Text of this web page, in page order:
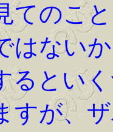
てのこ
はない
るとい
すが、